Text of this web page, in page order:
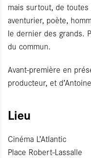
mais surtout, de
aventurier, poète,
le dernier des grands.
du commun.
Avant-première en
producteur, et
Lieu
Cinéma L’Atlantic
Place Robert-Lassalle